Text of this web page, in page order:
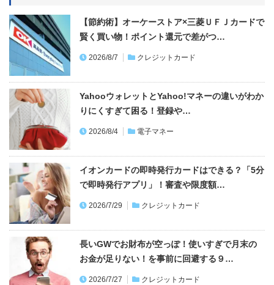
【節約術】オーケーストア×三菱ＵＦＪカードで
賢く買い物！ポイント還元で差がつ…
2026/8/7 クレジットカード
YahooウォレットとYahoo!マネーの違いがわか
りにくすぎて困る！登録や…
2026/8/4 電子マネー
イオンカードの即時発行カードはできる？「5分
で即時発行アプリ」！審査や限度額…
2026/7/29 クレジットカード
長いGWでお財布が空っぽ！使いすぎで月末の
お金が足りない！を事前に回避する９…
2026/7/27 クレジットカード